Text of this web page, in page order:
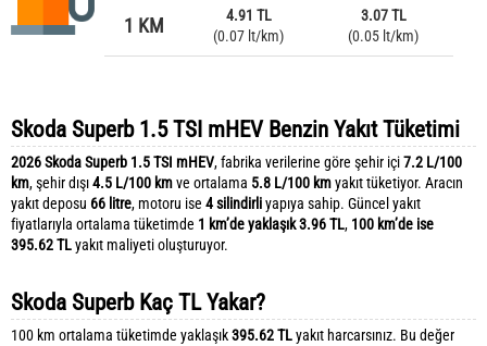
1 KM
4.91 TL
(0.07 lt/km)
3.07 TL
(0.05 lt/km)
Skoda Superb 1.5 TSI mHEV Benzin Yakıt Tüketimi
2026 Skoda Superb 1.5 TSI mHEV, fabrika verilerine göre şehir içi7.2 L/100
km, şehir dışı4.5 L/100 kmve ortalama 5.8 L/100 kmyakıt tüketiyor. Aracın
yakıt deposu 66 litre, motoru ise 4 silindirliyapıya sahip. Güncel yakıt
fiyatlarıyla ortalama tüketimde 1 km’de yaklaşık 3.96 TL, 100 km’de ise
395.62 TLyakıt maliyeti oluşturuyor.
Skoda Superb Kaç TL Yakar?
100 km ortalama tüketimde yaklaşık395.62 TLyakıt harcarsınız. Bu değer